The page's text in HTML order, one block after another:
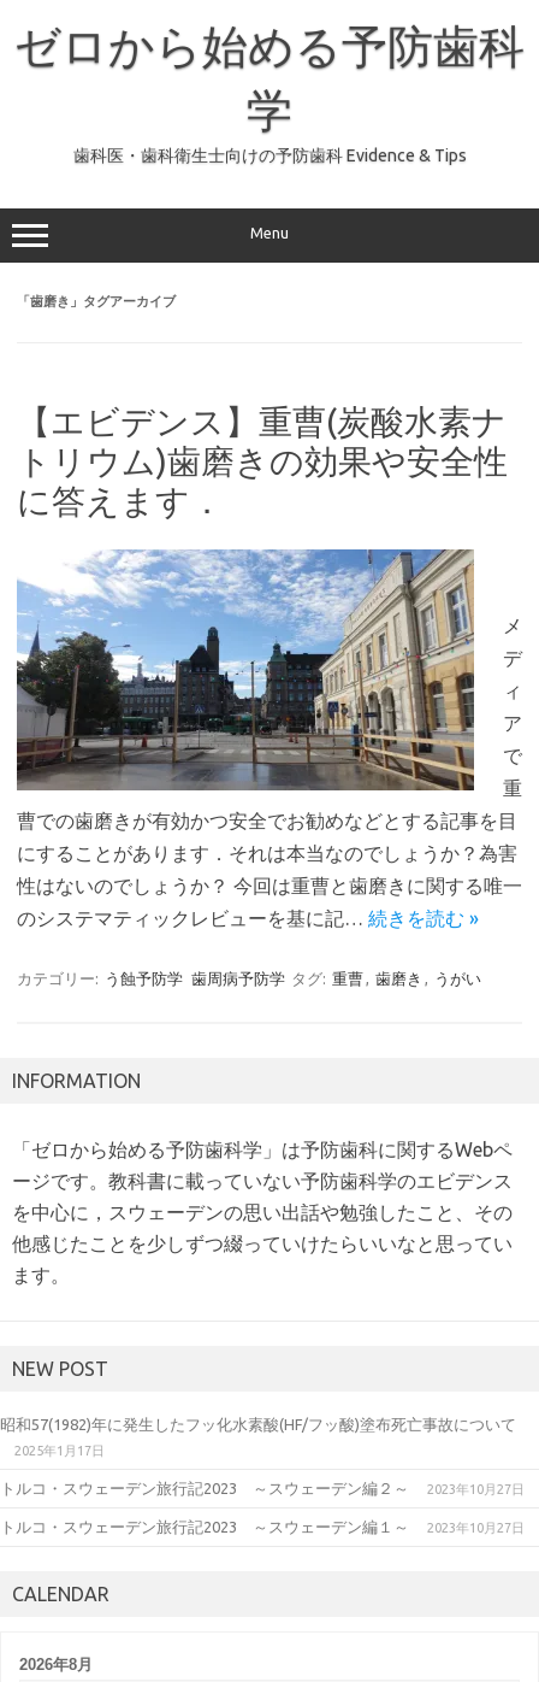
ゼロから始める予防歯科
学
歯科医・歯科衛生士向けの予防歯科 Evidence & Tips
Menu
「歯磨き 」タグアーカイブ
【エビデンス】重曹(炭酸水素ナ
トリウム)歯磨きの効果や安全性
に答えます．
メ
デ
ィ
ア
で
重
曹での歯磨きが有効かつ安全でお勧めなどとする記事を目
にすることがあります．それは本当なのでしょうか？為害
性はないのでしょうか？ 今回は重曹と歯磨きに関する唯一
のシステマティックレビューを基に記… 続きを読む »
カテゴリー: う蝕予防学 歯周病予防学 タグ: 重曹, 歯磨き , うがい
INFORMATION
「ゼロから始める予防歯科学」は予防歯科に関するWebペ
ージです。教科書に載っていない予防歯科学のエビデンス
を中心に，スウェーデンの思い出話や勉強したこと、その
他感じたことを少しずつ綴っていけたらいいなと思ってい
ます。
NEW POST
昭和57(1982)年に発生したフッ化水素酸(HF/フッ酸)塗布死亡事故について
2025年1月17日
トルコ・スウェーデン旅行記2023 ～スウェーデン編２～ 2023年10月27日
トルコ・スウェーデン旅行記2023 ～スウェーデン編１～ 2023年10月27日
CALENDAR
2026年8月